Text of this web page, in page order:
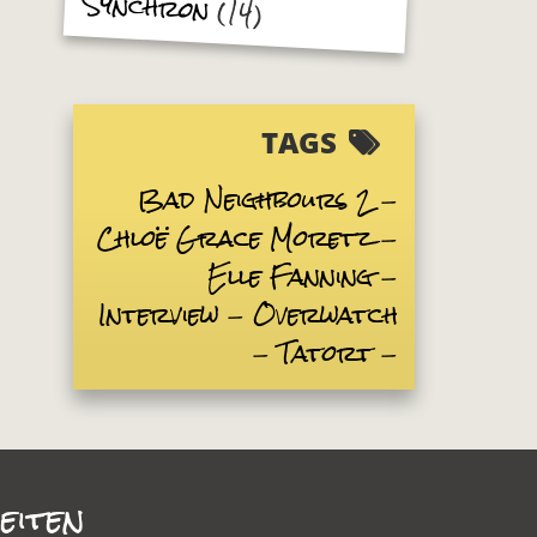
(14)
TAGS
Bad Neighbours 2
Chloë Grace Moretz
Elle Fanning
Interview Overwatch
Tatort